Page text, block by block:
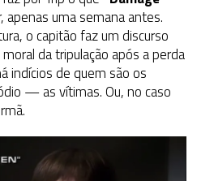
apenas uma semana antes.
o capitão faz um discurso
da tripulação após a perda
indícios de quem são os
— as vítimas. Ou, no caso